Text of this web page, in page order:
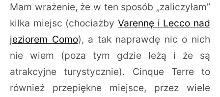
Mam wrażenie, że w ten sposób „zaliczyłam”
kilka miejsc (chociażby Varennę i Lecco nad
jeziorem Como), a tak naprawdę nic o nich
nie wiem (poza tym gdzie leżą i że są
atrakcyjne turystycznie). Cinque Terre to
również przepiękne miejsce, przez wiele